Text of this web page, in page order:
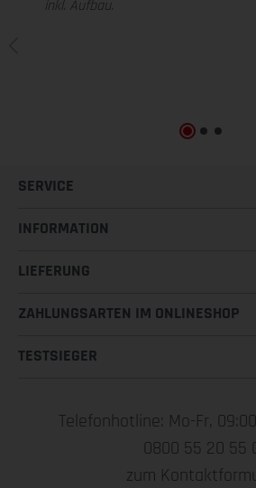
inkl. Aufbau.
SERVICE
INFORMATION
LIEFERUNG
ZAHLUNGSARTEN IM ONLINESHOP
TESTSIEGER
Telefonhotline: Mo-Fr, 09:00
0800 55 20 55
zum